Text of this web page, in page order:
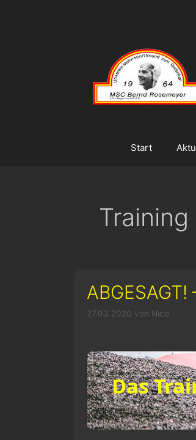
Start
Training
27.03.2020 von Nico